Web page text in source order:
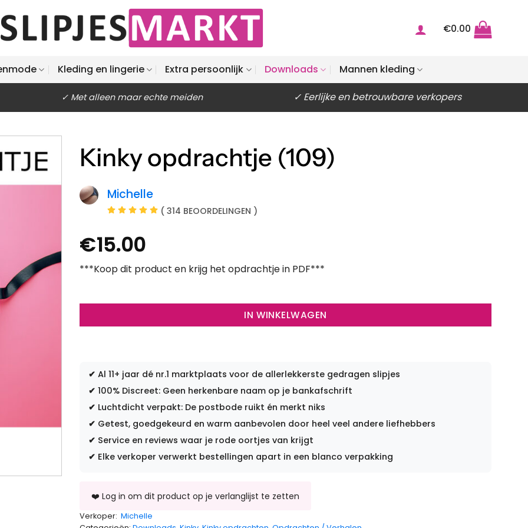
€0.00
Kleding en lingerie Extra persoonlijk Downloads Mannen kleding
✓ Met alleen maar echte meiden ✓ Eerlijke en betrouwbare verkopers
Kinky opdrachtje (109)
Michelle
( 314 BEOORDELINGEN )
€15.00
***Koop dit product en krijg het opdrachtje in PDF***
IN WINKELWAGEN
✔ Al 11+ jaar dé nr.1 marktplaats voor de allerlekkerste gedragen slipjes
✔ 100% Discreet: Geen herkenbare naam op je bankafschrift
✔ Luchtdicht verpakt: De postbode ruikt én merkt niks
✔ Getest, goedgekeurd en warm aanbevolen door heel veel andere liefhebbers
✔ Service en reviews waar je rode oortjes van krijgt
✔ Elke verkoper verwerkt bestellingen apart in een blanco verpakking
Verkoper: Michelle